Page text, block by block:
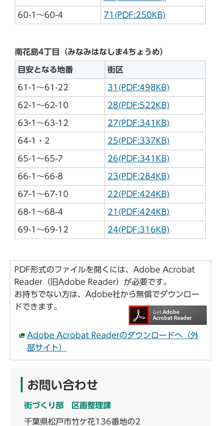
60-1～60-4 71(PDF:250KB)
南花島4丁目（みなみはなしま4ちょうめ）
目安となる地番 街区
61-1～61-22 31(PDF:498KB)
62-1～62-10 28(PDF:522KB)
63-1～63-12 27(PDF:341KB)
64-1・2 25(PDF:337KB)
65-1～65-7 26(PDF:341KB)
66-1～66-8 23(PDF:284KB)
67-1～67-10 22(PDF:424KB)
68-1～68-4 21(PDF:424KB)
69-1～69-12 24(PDF:316KB)
PDF形式のファイルを開くには、Adobe Acrobat
Reader（旧Adobe Reader）が必要です。
お持ちでない方は、Adobe社から無償でダウンロー
ドできます。
Adobe Acrobat Readerのダウンロードへ（外
部サイト）
お問い合わせ
街づくり部 区画整理課
千葉県松戸市竹ケ花136番地の2